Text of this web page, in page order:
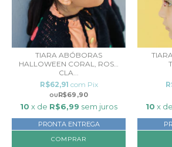
TIARA ABÓBORAS
HALLOWEEN CORAL, ROSA
CLA...
R$69,90
R$62,91 com Pix
10 x de R$6,99 sem juros
PRONTA ENTREGA
10 x de